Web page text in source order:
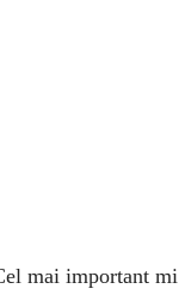
mai important mi